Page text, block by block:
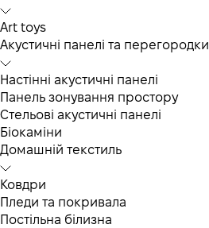
Art toys
Акустичні панелі та перегородки
Настінні акустичні панелі
Панель зонування простору
Стельові акустичні панелі
Біокаміни
Домашній текстиль
Ковдри
Пледи та покривала
Постільна білизна